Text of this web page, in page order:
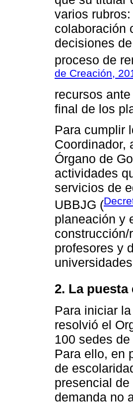
varios
colaboración
decisiones
proceso de
de Creación,
recursos
final de los
Para cumplir
Coordinador,
Órgano de
actividades
servicios de
UBBJG (
planeación y
profesores y
2. La
Para iniciar
resolvió el
100 sedes
Para ello, en
de
presencial
demanda no